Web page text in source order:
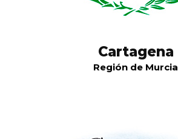
Cartagena
Región de Murcia